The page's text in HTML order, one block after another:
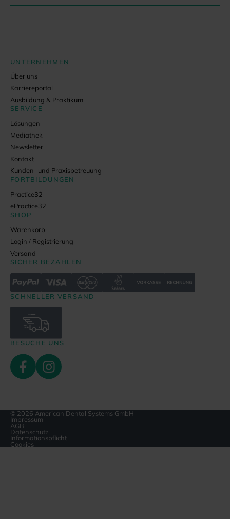
UNTERNEHMEN
Über uns
Karriereportal
Ausbildung & Praktikum
SERVICE
Lösungen
Mediathek
Newsletter
Kontakt
Kunden- und Praxisbetreuung
FORTBILDUNGEN
Practice32
ePractice32
SHOP
Warenkorb
Login / Registrierung
Versand
SICHER BEZAHLEN
SCHNELLER VERSAND
BESUCHE UNS
© 2026 American Dental Systems GmbH
Impressum
AGB
Datenschutz
Informationspflicht
Cookies